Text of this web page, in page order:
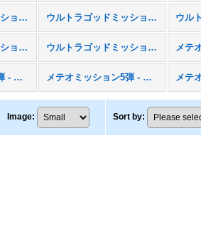
ウルトラゴッドミッション6弾 - UGM6 ウルトラゴッドミッション7弾 - UGM7
ウルトラゴッドミッション11弾 - UGM11 ウルトラゴッドミッション12弾 - UGM12
メテオミッション4弾 - MM4 メテオミッション5弾 - MM5
Image: Sort by: